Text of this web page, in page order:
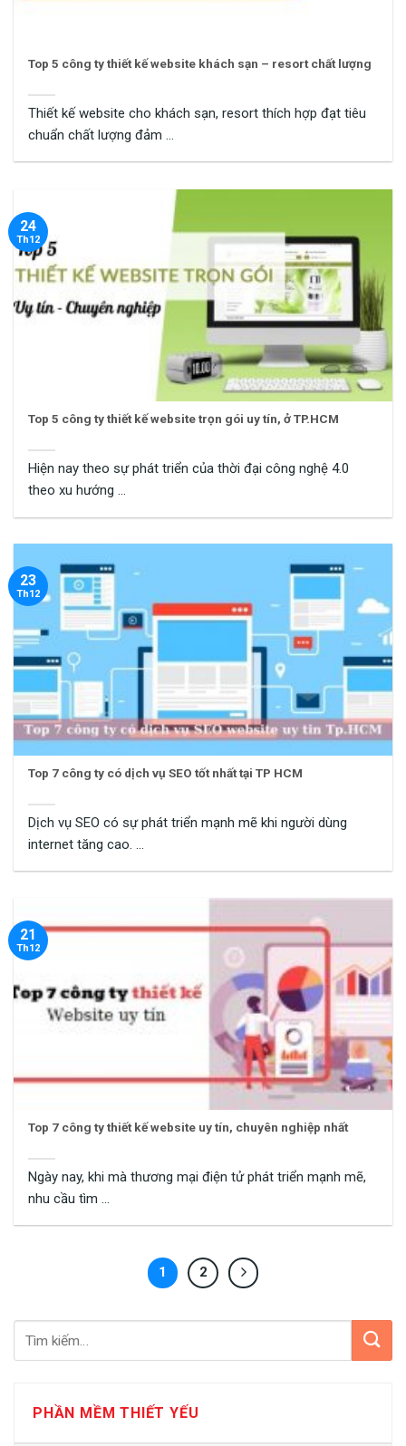
PHẦN MỀM THIẾT YẾU
Top 5 công ty thiết kế website khách sạn – resort chất lượng
Thiết kế website cho khách sạn, resort thích hợp đạt tiêu
chuẩn chất lượng đảm ...
Top 5 công ty thiết kế website trọn gói uy tín, ở TP.HCM
Hiện nay theo sự phát triển của thời đại công nghệ 4.0
theo xu hướng ...
24
Th12
Top 7 công ty có dịch vụ SEO tốt nhất tại TP HCM
Dịch vụ SEO có sự phát triển mạnh mẽ khi người dùng
internet tăng cao. ...
23
Th12
Top 7 công ty thiết kế website uy tín, chuyên nghiệp nhất
Ngày nay, khi mà thương mại điện tử phát triển mạnh mẽ,
nhu cầu tìm ...
21
Th12
1 2